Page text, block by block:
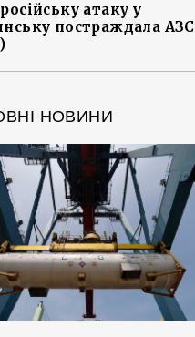
атаку у
постраждала АЗС
НОВИНИ